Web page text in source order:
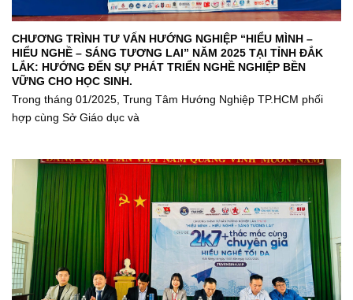
CHƯƠNG TRÌNH TƯ VẤN HƯỚNG NGHIỆP “HIỂU MÌNH –
HIỂU NGHỀ – SÁNG TƯƠNG LAI” NĂM 2025 TẠI TỈNH ĐẮK
LẮK: HƯỚNG ĐẾN SỰ PHÁT TRIỂN NGHỀ NGHIỆP BỀN
VỮNG CHO HỌC SINH.
Trong tháng 01/2025, Trung Tâm Hướng Nghiệp TP.HCM phối
hợp cùng Sở Giáo dục và